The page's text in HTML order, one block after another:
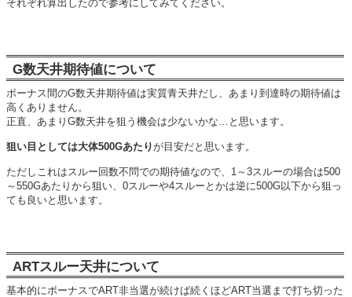
それぞれ算出したので参考にしてみてください。
G数天井期待値について
ボーナス間のG数天井期待値は実質青天井だし、あまり到達時の期待値は
高くありません。
正直、あまりG数天井を狙う機会は少ないかな…と思います。
狙い目としては大体500Gあたりが目安だと思います。
ただしこれはスルー回数不問での期待値なので、1～3スルーの場合は500
～550Gあたりから狙い、0スルーや4スルーとかは逆に500G以下から狙っ
ても良いと思います。
ARTスルー天井について
基本的にボーナスでART非当選が続けば続くほどART当選まで打ち切った